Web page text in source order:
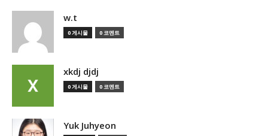
w.t
0 게시물 0 코멘트
xkdj djdj
0 게시물 0 코멘트
Yuk Juhyeon